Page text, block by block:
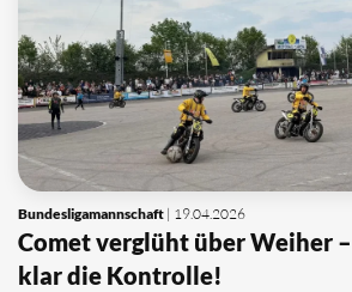
Bundesligamannschaft | 19.04.2026
Comet verglüht über Weiher
klar die Kontrolle!